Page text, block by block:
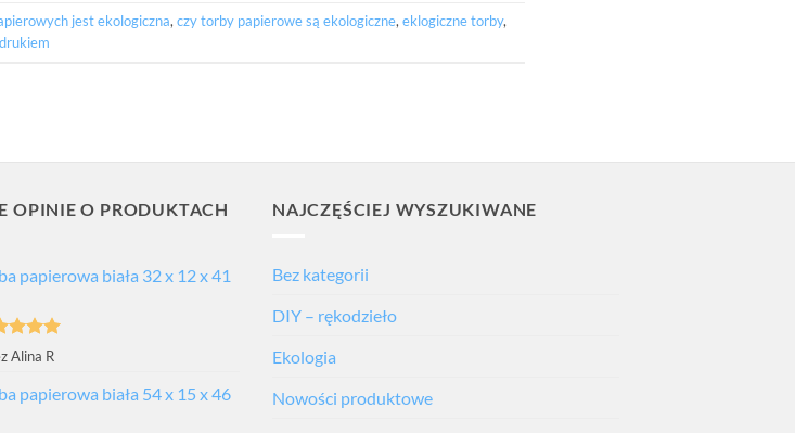
jest ekologiczna,czy torby papierowe są ekologiczne,eklogiczne torby,
OPINIE O PRODUKTACH
papierowa biała 32 x 12 x 41
5
Alina R
papierowa biała 54 x 15 x 46
NAJCZĘŚCIEJ WYSZUKIWANE
Bez kategorii
DIY – rękodzieło
Ekologia
Nowości produktowe